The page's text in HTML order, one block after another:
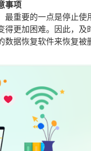
事项
最重要的一点是停止
得更加困难。因此，
数据恢复软件来恢复